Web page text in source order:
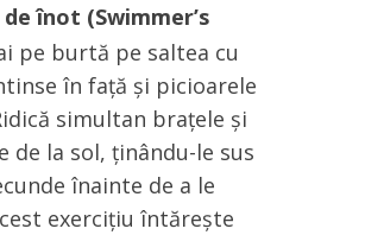
de înot (Swimmer’s
pe burtă pe saltea cu
în față și picioarele
simultan brațele și
de la sol, ținându-le sus
înainte de a le
exercițiu întărește